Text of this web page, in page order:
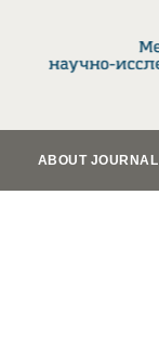
ABOUT JOURNAL